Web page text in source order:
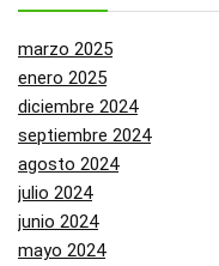
marzo 2025
enero 2025
diciembre 2024
septiembre 2024
agosto 2024
julio 2024
junio 2024
mayo 2024